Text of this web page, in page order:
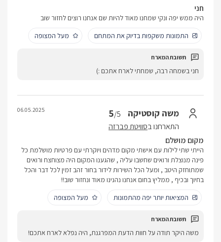
חני
היה ממש יפה ונקי שמחנו מאוד להיות שם אנחנו רוצים לחזור שוב
התמונות משקפות בדיוק את המתחם
מעל המצופה
חני בשמחה רבה, שמחתי לארח אתכם :)
משה קוסטיקה 5/5
התארחנו בסוויטת פברזה
06.05.2025
מקום מושלם
הייתי שתי לילות עם אישתי מקום מדהים ויוקרתי עם פרטיות מושלמת כל
פינה מנוצלת ורואים שחשבו עליה , שהגענו המקום היה מצוחצח ורואים
שמתוחזק היטב , ומעל הכל השירות לידור בחור זהב זמין לכל דבר והכל
בחיוך ובכיף , ממליץ בחום אנחנו נהנינו מאוד ונחזור שוב!!
המציאות יותר יפה מהתמונות
מעל המצופה
משה היקר תודה על חוות הדעת המפרגנת, היה נפלא לארח אתכם!